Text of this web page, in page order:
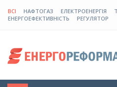
ВСІ НАФТОГАЗ ЕЛЕКТРОЕНЕРГІЯ
ЕНЕРГОЕФЕКТИВНІСТЬ
РЕГУЛЯТОР